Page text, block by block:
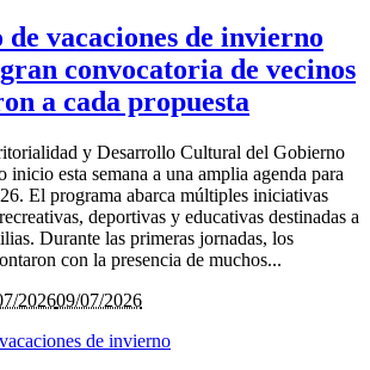
de vacaciones de invierno
convocatoria de vecinos
a cada propuesta
y Desarrollo Cultural del Gobierno
inicio esta semana a una amplia agenda para
El programa abarca múltiples iniciativas
deportivas y educativas destinadas a
Durante las primeras jornadas, los
con la presencia de muchos...
202609/07/2026